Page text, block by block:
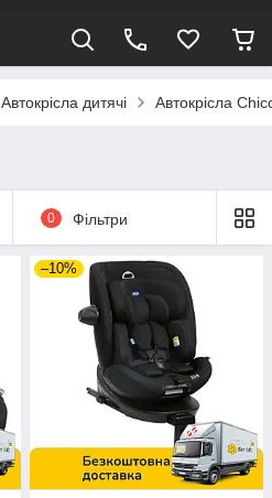
Автокрісла дитячі Автокрісла
0 Фільтри
–10%